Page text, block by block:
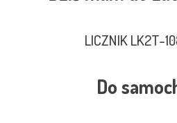
LICZNIK LK2T-
Do